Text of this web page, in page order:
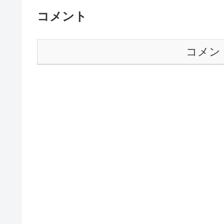
コメント
コメン